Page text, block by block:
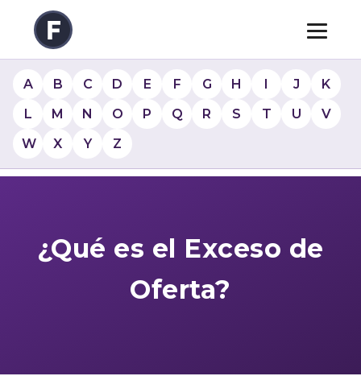
A B C D E F G H I J
K
L
M N O P Q R S T U
V
W
X Y Z
¿Qué es el Exceso de
Oferta?